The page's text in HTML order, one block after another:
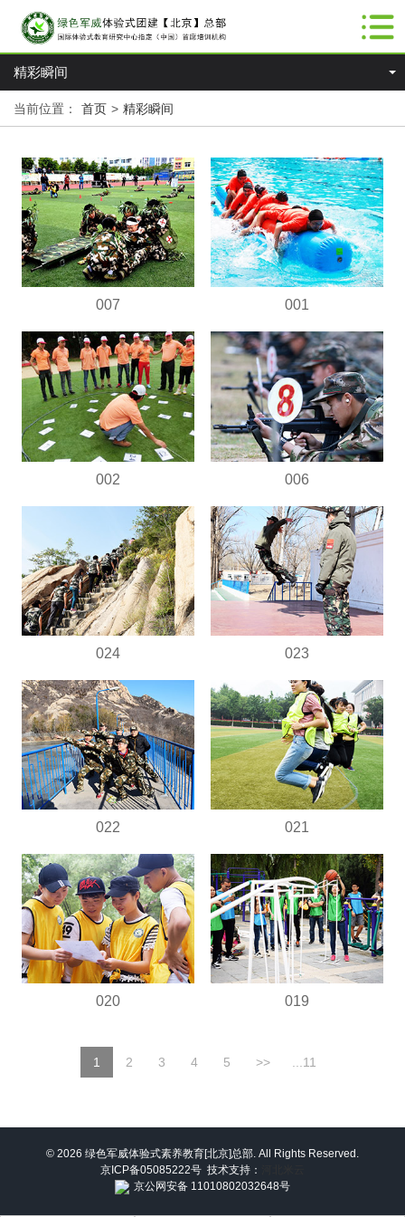
精彩瞬间
当前位置： 首页 > 精彩瞬间
007 001
002 006
024 023
022 021
020 019
1 2 3 4 5 >> ...11
© 2026 绿色军威体验式素养教育[北京]总部. All Rights Reserved.
京ICP备05085222号 技术支持：
京公网安备 11010802032648号